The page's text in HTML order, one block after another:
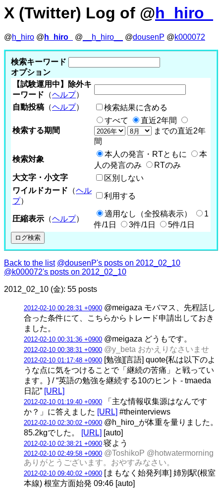
X (Twitter) Log of @h_hiro_
@h_hiro @ h_hiro_ @ __h_hiro__ @dousenP @k000072
検索キーワード
オプション
【試験運用中】除外キ
ーワード （ヘルプ）
自動投稿 （ヘルプ） 検索結果に含める
検索する期間
すべて
直近2年間
までの直近2年
間
検索対象
本人の発言・RTともに
本
人の発言のみ
RTのみ
大文字・小文字
区別しない
ワイルドカード （ヘル
プ）
利用する
圧縮表示 （ヘルプ）
適用なし（全投稿表示）
1
件/1日
3件/1日 5件/1日
Back to the list @dousenP's posts on 2012_02_10
@k000072's posts on 2012_02_10
2012_02_10 (金): 55 posts
2012-02-10 00:28:31 +0900 @meigaza モバマス、先程話し
合った条件にて、こちらからトレード申請出しておき
ました。
2012-02-10 00:31:36 +0900 @meigaza どうもです。
2012-02-10 00:38:31 +0900 @y_beta おかえりなさいませ
2012-02-10 01:17:48 +0900 [勉強][言語] quote{私は以下のよ
うな点に気をつけることで「継続の苦痛」と戦ってい
ます。} / “英語の勉強を継続する10のヒント - tmaeda
日記” [URL]
2012-02-10 01:19:40 +0900 「主な情報収集源はなんです
か？」に答えました [URL] #theinterviews
2012-02-10 02:30:02 +0900 @h_hiro_が体重を量りました。
85.2kgでした。
[URL] [auto]
2012-02-10 02:38:21 +0900 寝よう
2012-02-10 02:49:58 +0900 @ToshikoP @hotwatermorning
ありがとうございます。おやすみなさい。
2012-02-10 09:40:02 +0900 [まもなく始発列車] 姉別駅(根室
本線) 根室方面始発 09:46 [auto]